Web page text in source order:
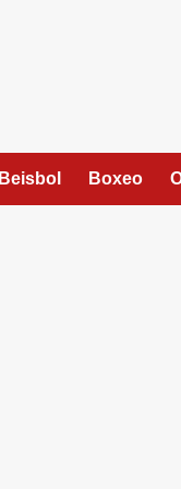
Beisbol Boxeo